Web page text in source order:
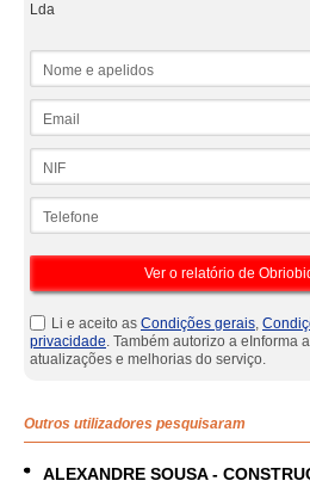
Lda
Li e aceito as Condições gerais,
privacidade. Também autorizo a eInforma
atualizações e melhorias do serviço.
Outros utilizadores pesquisaram
ALEXANDRE SOUSA -